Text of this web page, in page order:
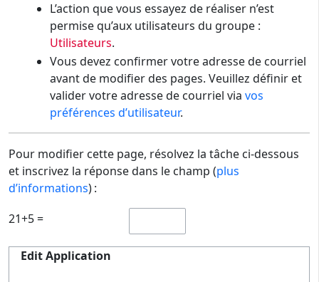
L’action que vous essayez de réaliser n’est
permise qu’aux utilisateurs du groupe :
Utilisateurs.
Vous devez confirmer votre adresse de courriel
avant de modifier des pages. Veuillez définir et
valider votre adresse de courriel via vos
préférences d’utilisateur.
Pour modifier cette page, résolvez la tâche ci-dessous
et inscrivez la réponse dans le champ (plus
d’informations) :
21+5 =
Edit Application